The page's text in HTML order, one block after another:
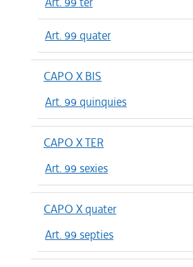
Art. 99 quater
CAPO X BIS
Art. 99 quinquies
CAPO X TER
Art. 99 sexies
CAPO X quater
Art. 99 septies